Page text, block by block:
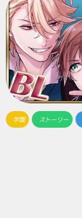
学園 ストーリー